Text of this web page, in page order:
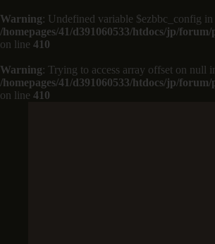
Warning: Undefined variable $ezbbc_config in
/homepages/41/d391060533/htdocs/jp/
on line 410
Warning: Trying to access array offset on null
/homepages/41/d391060533/htdocs/jp/
on line 410